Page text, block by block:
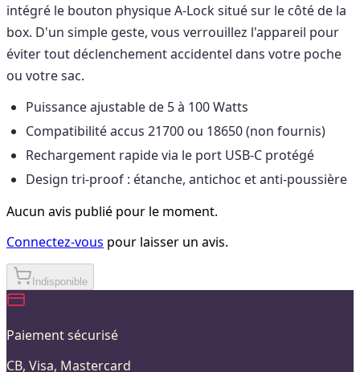
intégré le bouton physique A-Lock situé sur le côté de la
box. D'un simple geste, vous verrouillez l'appareil pour
éviter tout déclenchement accidentel dans votre poche
ou votre sac.
Puissance ajustable de 5 à 100 Watts
Compatibilité accus 21700 ou 18650 (non fournis)
Rechargement rapide via le port USB-C protégé
Design tri-proof : étanche, antichoc et anti-poussière
Aucun avis publié pour le moment.
Connectez-vous pour laisser un avis.
Indisponible
Paiement sécurisé
CB, Visa, Mastercard